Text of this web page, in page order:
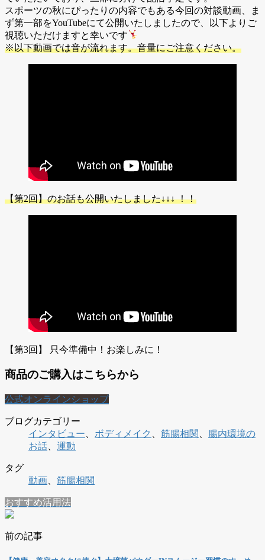
スポーツの秋にぴったりの内容でもある今回の対談動画、ま
ず第一部をYouTubeにて公開いたしましたので、以下よりご
視聴いただけますと幸いです
※以下動画では音が流れます。音量にご注意ください。
【第2回】のお話も公開いたしました↓↓↓ ！！
【第3回】 只今準備中！お楽しみに！
商品のご購入はこちらから
公式オンラインショップ
ブログカテゴリー
インタビュー
ボディメイク 筋腸相関
腸内環境の
お話
運動
タグ
動画
筋腸相関
おすすめ活用法
前の記事